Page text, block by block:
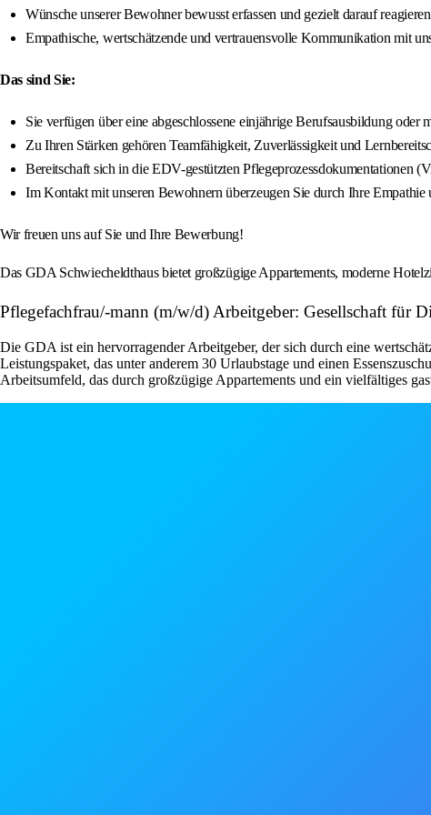
Wünsche unserer Bewohner bewusst erfassen und gezielt darauf reagieren
Empathische, wertschätzende und vertrauensvolle Kommunikation mit
Das sind Sie:
Sie verfügen über eine abgeschlossene einjährige Berufsausbildung
Zu Ihren Stärken gehören Teamfähigkeit, Zuverlässigkeit und
Bereitschaft sich in die EDV-gestützten Pflegeprozessdokumentationen
Im Kontakt mit unseren Bewohnern überzeugen Sie durch Ihre Empathie
Wir freuen uns auf Sie und Ihre Bewerbung!
Das GDA Schwiecheldthaus bietet großzügige Appartements, moderne
Pflegefachfrau/-mann (m/w/d) Arbeitgeber: Gesellschaft für
Die GDA ist ein hervorragender Arbeitgeber, der sich durch eine
Leistungspaket, das unter anderem 30 Urlaubstage und einen
Arbeitsumfeld, das durch großzügige Appartements und ein vielfältiges